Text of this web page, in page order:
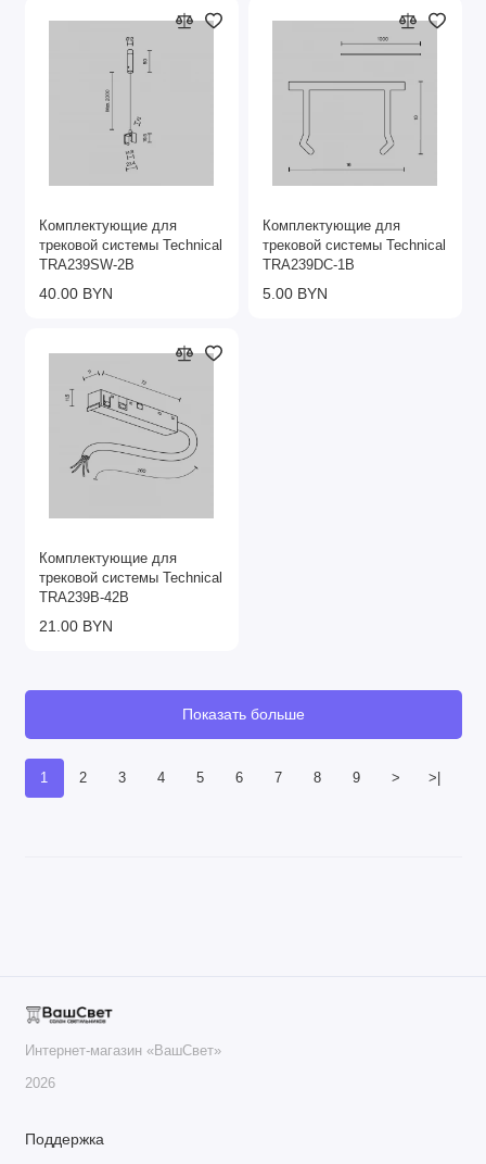
Комплектующие для
трековой системы Technical
TRA239SW-2B
40.00 BYN
Комплектующие для
трековой системы Technical
TRA239DC-1B
5.00 BYN
Комплектующие для
трековой системы Technical
TRA239B-42B
21.00 BYN
1 2 3 4 5 6 7 8 9 > >|
Показать больше
Интернет-магазин «ВашСвет»
2026
Поддержка